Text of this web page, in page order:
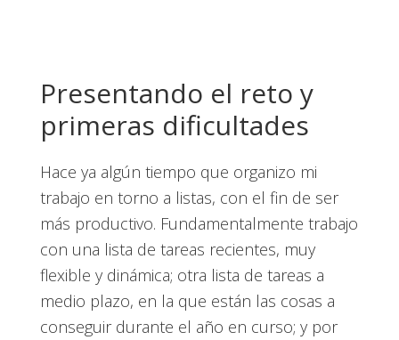
Presentando el reto y
primeras dificultades
Hace ya algún tiempo que organizo mi
trabajo en torno a listas, con el fin de ser
más productivo. Fundamentalmente trabajo
con una lista de tareas recientes, muy
flexible y dinámica; otra lista de tareas a
medio plazo, en la que están las cosas a
conseguir durante el año en curso; y por